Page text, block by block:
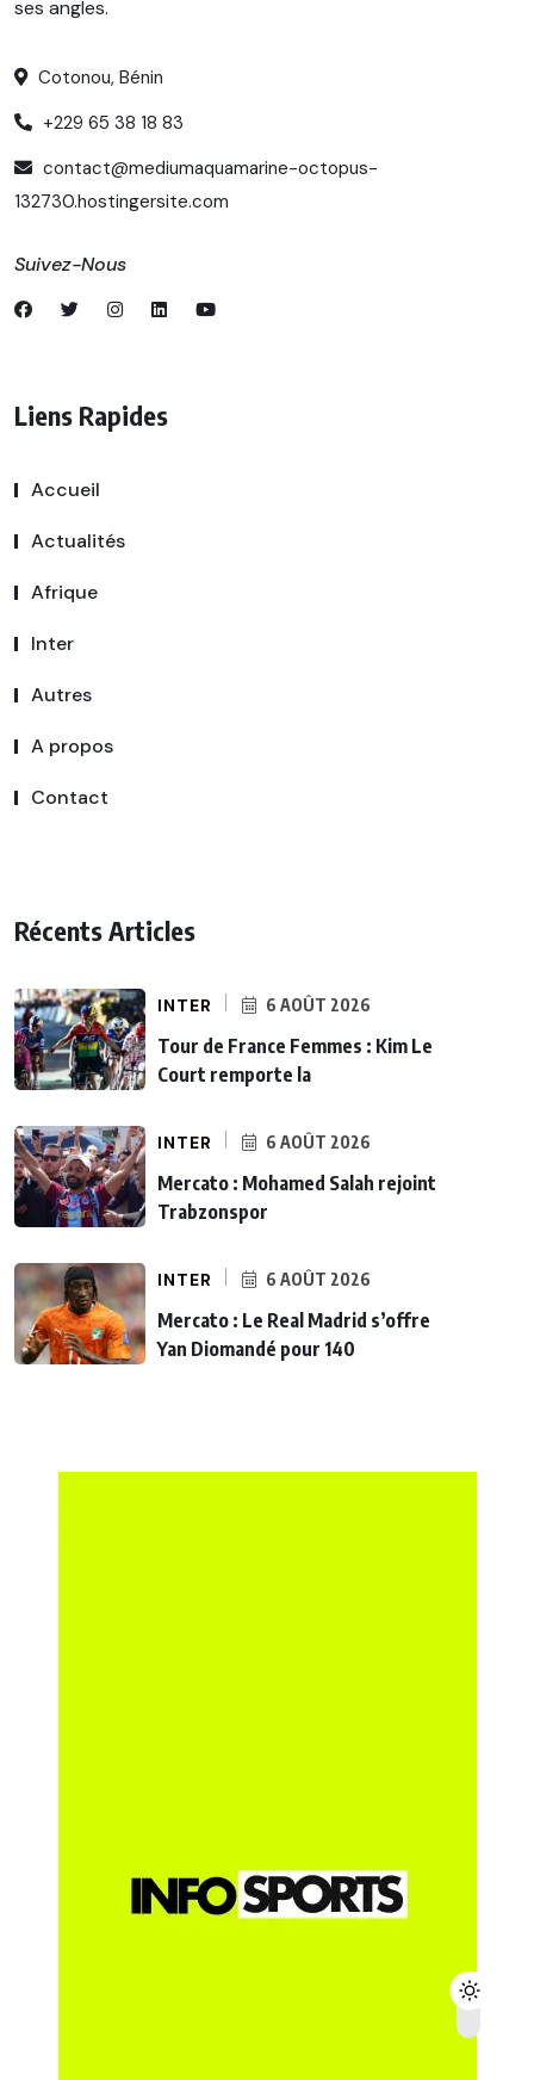
ses angles.
Cotonou, Bénin
+229 65 38 18 83
contact@mediumaquamarine-octopus-
132730.hostingersite.com
Suivez-Nous
Liens Rapides
Accueil
Actualités
Afrique
Inter
Autres
A propos
Contact
Récents Articles
INTER 6 AOÛT 2026
Tour de France Femmes : Kim Le
Court remporte la
INTER 6 AOÛT 2026
Mercato : Mohamed Salah rejoint
Trabzonspor
INTER 6 AOÛT 2026
Mercato : Le Real Madrid s’offre
Yan Diomandé pour 140